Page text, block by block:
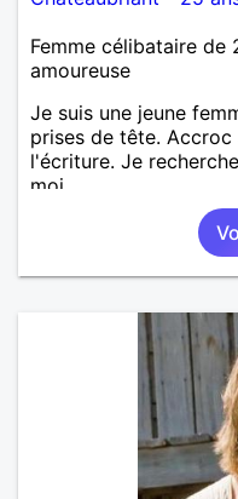
Femme célibataire de
amoureuse
Je suis une jeune
prises de tête.
l'écriture. Je
moi.